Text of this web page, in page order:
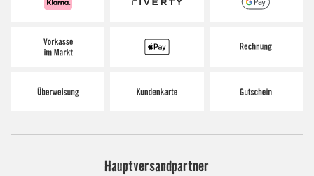
Hauptversandpartner